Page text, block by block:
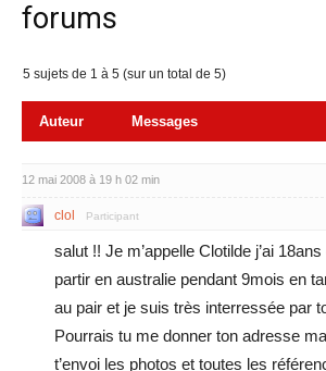
forums
5 sujets de 1 à 5 (sur un total de 5)
Auteur Messages
12 mai 2008 à 19 h 02 min
clol Participant
salut !! Je m’appelle Clotilde j’ai
partir en australie pendant 9mois en
au pair et je suis très interressée par
Pourrais tu me donner ton adresse
t’envoi les photos et toutes les